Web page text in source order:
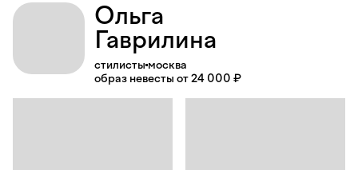
Ольга
Гаврилина
стилисты москва
образ невесты от 24 000 ₽